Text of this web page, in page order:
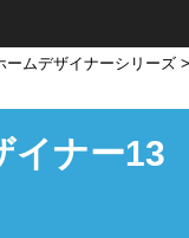
ームデザイナーシリーズ >
イナー13